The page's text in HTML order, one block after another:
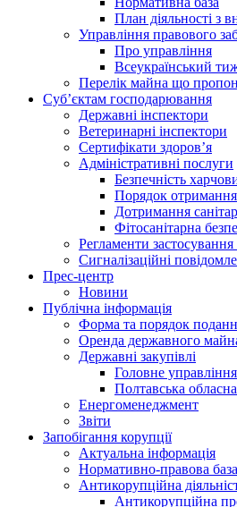
План діяльності з
Управління правового
Про управління
Всеукраїнський
Перелік майна що
Суб’єктам господарювання
Державні інспектори
Ветеринарні інспектори
Сертифікати здоров’я
Адміністративні послуги
Безпечність
Порядок
Дотримання
Фітосанітарна
Регламенти застосування
Сигналізаційні
Прес-центр
Новини
Публічна інформація
Форма та порядок
Оренда державного
Державні закупівлі
Головне
Полтавська
Енергоменеджмент
Звіти
Запобігання корупції
Актуальна інформація
Нормативно-правова база
Антикорупційна
Антикорупційна